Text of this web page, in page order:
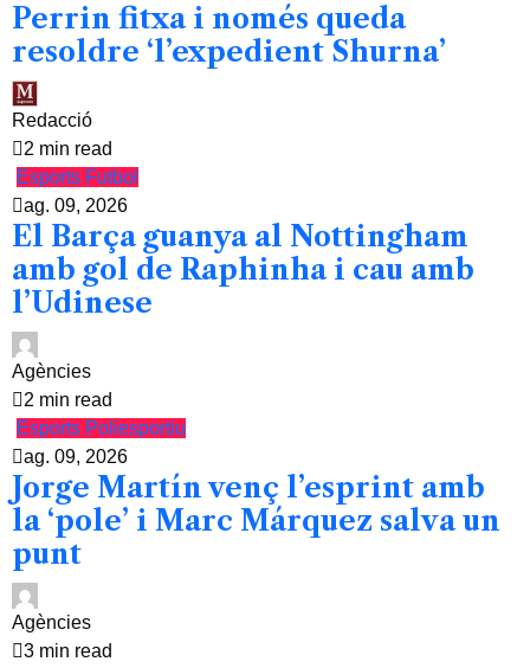
Perrin fitxa i només queda
resoldre ‘l’expedient Shurna’
Redacció
2 min read
Esports Futbol
ag. 09, 2026
El Barça guanya al Nottingham
amb gol de Raphinha i cau amb
l’Udinese
Agències
2 min read
Esports Poliesportiu
ag. 09, 2026
Jorge Martín venç l’esprint amb
la ‘pole’ i Marc Márquez salva un
punt
Agències
3 min read